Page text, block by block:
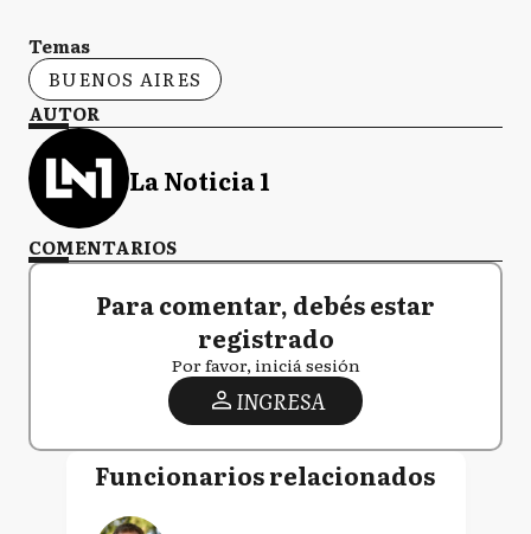
Temas
BUENOS AIRES
AUTOR
La Noticia 1
COMENTARIOS
Para comentar, debés estar
registrado
Por favor, iniciá sesión
INGRESA
Funcionarios relacionados